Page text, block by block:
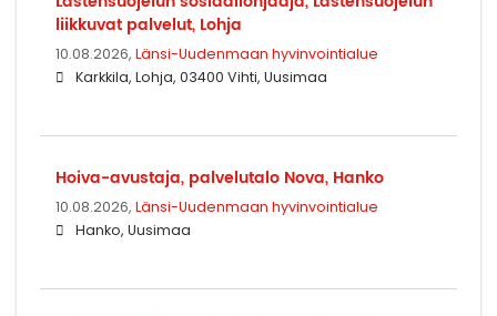
liikkuvat palvelut, Lohja
10.08.2026, Länsi-Uudenmaan hyvinvointialue
Karkkila, Lohja, 03400 Vihti, Uusimaa
Hoiva-avustaja, palvelutalo Nova, Hanko
10.08.2026, Länsi-Uudenmaan hyvinvointialue
Hanko, Uusimaa